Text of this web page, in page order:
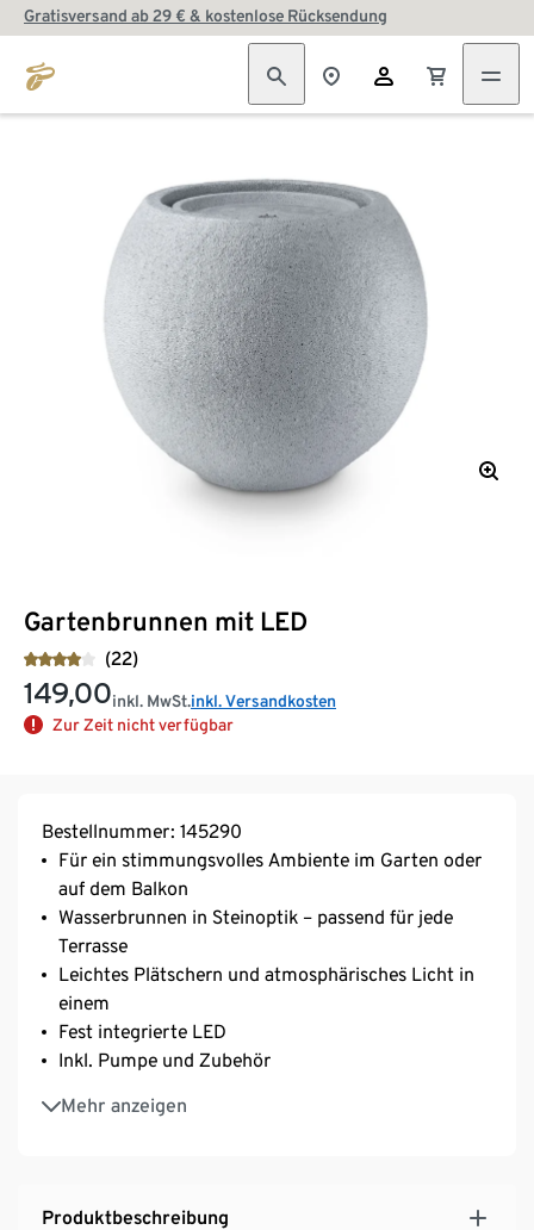
Gratisversand ab 29 € & kostenlose Rücksendung
Gartenbrunnen mit LED
(22)
149,00inkl. MwSt.inkl. Versandkosten
Zur Zeit nicht verfügbar
Bestellnummer: 145290
Für ein stimmungsvolles Ambiente im Garten oder
auf dem Balkon
Wasserbrunnen in Steinoptik – passend für jede
Terrasse
Leichtes Plätschern und atmosphärisches Licht in
einem
Fest integrierte LED
Inkl. Pumpe und Zubehör
Mehr anzeigen
Länge Kabel ca. 5 m
Produktbeschreibung